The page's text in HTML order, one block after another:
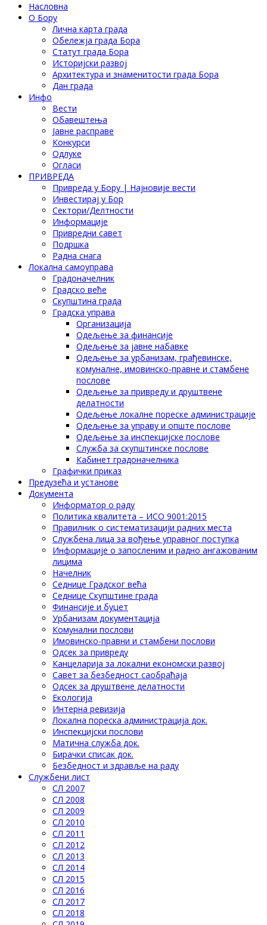
Насловна
О Бору
Лична карта града
Обележја града Бора
Статут града Бора
Историјски развој
Архитектура и знаменитости града Бора
Дан града
Инфо
Вести
Обавештења
Јавне расправе
Конкурси
Одлуке
Огласи
ПРИВРЕДА
Привреда у Бору | Најновије вести
Инвестирај у Бор
Сектори/Делтности
Информације
Привредни савет
Подршка
Радна снага
Локална самоуправа
Градоначелник
Градско веће
Скупштина града
Градска управа
Организација
Одељење за финансије
Одељење за јавне набавке
Одељење за урбанизам, грађевинске,
комуналне, имовинско-правне и стамбене
послове
Одељење за привреду и друштвене
делатности
Одељење локалне пореске администрације
Одељење за управу и опште послове
Одељење за инспекцијске послове
Служба за скупштинске послове
Кабинет градоначелника
Графички приказ
Предузећа и установе
Документа
Информатор о раду
Политика квалитета – ИСО 9001:2015
Правилник о систематизацији радних места
Службена лица за вођење управног поступка
Информације о запосленим и радно ангажованим
лицима
Начелник
Седнице Градског већа
Седнице Скупштине града
Финансије и буџет
Урбанизам документација
Комунални послови
Имовинско-правни и стамбени послови
Одсек за привреду
Канцеларија за локални економски развој
Савет за безбедност саобраћаја
Одсек за друштвене делатности
Eкологија
Интерна ревизија
Локална пореска администрација док.
Инспекцијски послови
Матична служба док.
Бирачки списак док.
Безбедност и здравље на раду
Службени лист
СЛ 2007
СЛ 2008
СЛ 2009
СЛ 2010
СЛ 2011
СЛ 2012
СЛ 2013
СЛ 2014
СЛ 2015
СЛ 2016
СЛ 2017
СЛ 2018